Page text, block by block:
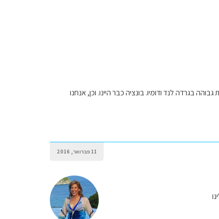
בגרדה לנד ודומיו. בונציה כבר היינו. וכן, אנחנו
11 פברואר, 2016